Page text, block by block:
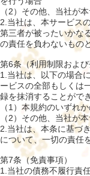
（2）その他、当社が
2.当社は、本サービス
第三者が被ったいかな
の責任を負わないもの
第6条（利用制限およ
1.当社は、以下の場合
ービスの全部もしくは
録を抹消することがで
（1）本規約のいずれ
（2）その他、当社が
2.当社は、本条に基づ
について、一切の責任
第7条（免責事項）
1.当社の債務不履行責